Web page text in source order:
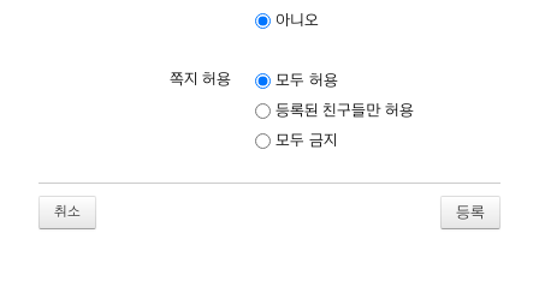
아니오
쪽지 허용
모두 허용
등록된 친구들만 허용
모두 금지
취소